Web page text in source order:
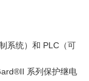
系统）和 PLC（可
系列保护继电